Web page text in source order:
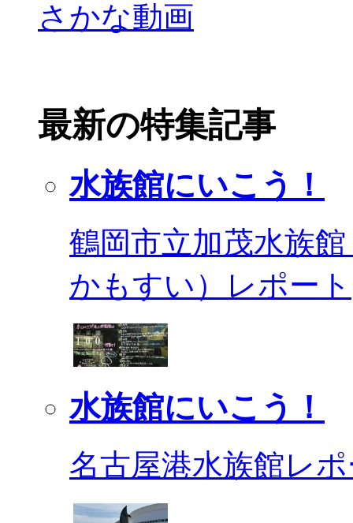
最新の特集記事
水族館にいこう！
鶴岡市立加茂水族
かもすい）レポート
水族館にいこう！
名古屋港水族館レ